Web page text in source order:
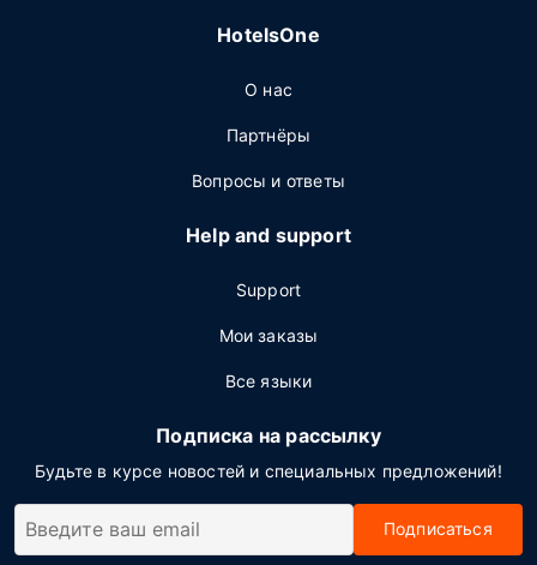
HotelsOne
О нас
Партнёры
Вопросы и ответы
Help and support
Support
Мои заказы
Все языки
Подписка на рассылку
Будьте в курсе новостей и специальных предложений!
Подписаться